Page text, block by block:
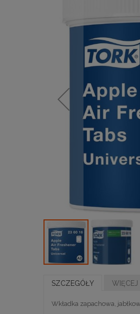
SZCZEGÓŁY
Wkładka zapachowa,
WIĘCEJ